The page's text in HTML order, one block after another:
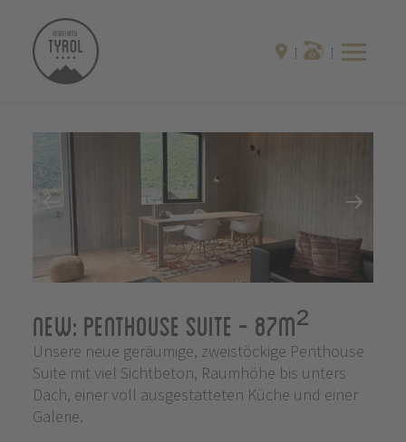
NEW: Penthouse Suite - 87m²
Unsere neue geräumige, zweistöckige Penthouse
Suite mit viel Sichtbeton, Raumhöhe bis unters
Dach, einer voll ausgestatteten Küche und einer
Galerie.